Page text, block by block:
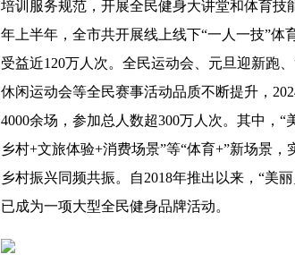
培训服务规范，开展全民健身大讲堂和体育技
年上半年，全市共开展线上线下“一人一技”体
受益近120万人次。全民运动会、元旦迎新跑
休闲运动会等全民赛事活动品质不断提升，
4000余场，参加总人数超300万人次。其中，
乡村+文旅体验+消费场景”等“体育+”新场景，
乡村振兴同频共振。自2018年推出以来，“美
已成为一项大型全民健身品牌活动。